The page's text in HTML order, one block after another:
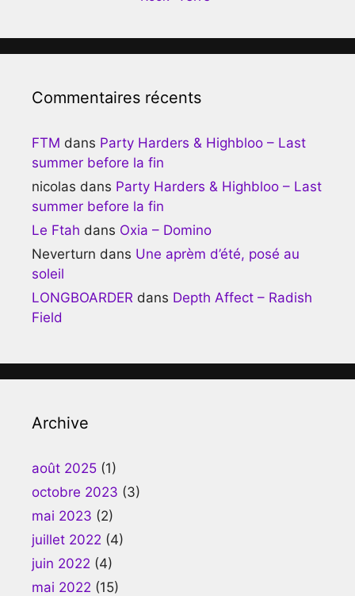
Commentaires récents
FTM dans Party Harders & Highbloo – Last
summer before la fin
nicolas dans Party Harders & Highbloo – Last
summer before la fin
Le Ftah dans Oxia – Domino
Neverturn dans Une aprèm d’été, posé au
soleil
LONGBOARDER dans Depth Affect – Radish
Field
Archive
août 2025 (1)
octobre 2023 (3)
mai 2023 (2)
juillet 2022 (4)
juin 2022 (4)
mai 2022 (15)